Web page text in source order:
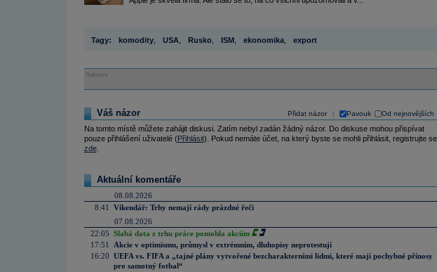
Tagy: komodity, USA Rusko, ISM, ekonomika, export
Reklama
Přidat názor Pavouk Od nejnovějších
Váš názor
Na tomto místě můžete zahájit diskusi. Zatím nebyl zadán žádný názor. Do diskuse mohou přispívat
pouze přihlášení uživatelé (Přihlásit). Pokud nemáte účet, na který byste se mohli přihlásit, registrujte se
zde.
Aktuální komentáře
08.08.2026
8:41
Víkendář: Trhy nemají rády prázdné řeči
07.08.2026
22:05 Slabá data z trhu práce pomohla akciím
17:51
Akcie v optimismu, průmysl v extrémním, dluhopisy neprotestují
16:20 UEFA vs. FIFA a „tajné plány vytvořené bezcharakterními lidmi, které mají pochybné přínosy
pro samotný fotbal“